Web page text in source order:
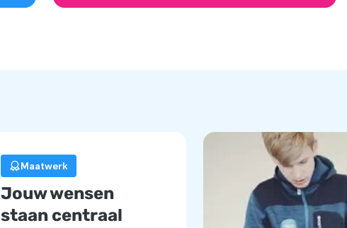
Maatwerk
Jouw wensen
staan centraal